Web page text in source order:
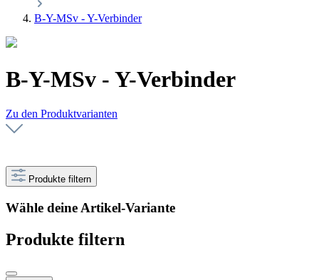
B-Y-MSv - Y-Verbinder
B-Y-MSv - Y-Verbinder
Zu den Produktvarianten
Produkte filtern
Wähle deine Artikel-Variante
Produkte filtern